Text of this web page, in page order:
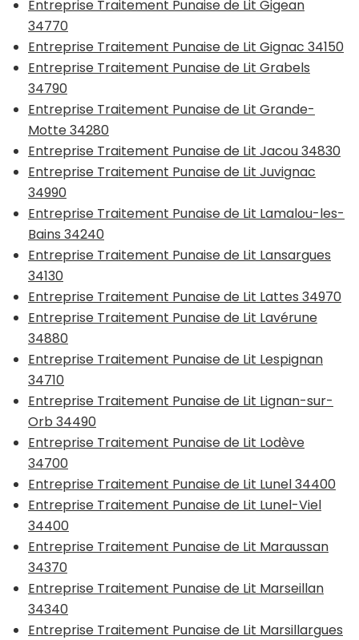
Entreprise Traitement Punaise de Lit Gigean
34770
Entreprise Traitement Punaise de Lit Gignac 34150
Entreprise Traitement Punaise de Lit Grabels
34790
Entreprise Traitement Punaise de Lit Grande-
Motte 34280
Entreprise Traitement Punaise de Lit Jacou 34830
Entreprise Traitement Punaise de Lit Juvignac
34990
Entreprise Traitement Punaise de Lit Lamalou-les-
Bains 34240
Entreprise Traitement Punaise de Lit Lansargues
34130
Entreprise Traitement Punaise de Lit Lattes 34970
Entreprise Traitement Punaise de Lit Lavérune
34880
Entreprise Traitement Punaise de Lit Lespignan
34710
Entreprise Traitement Punaise de Lit Lignan-sur-
Orb 34490
Entreprise Traitement Punaise de Lit Lodève
34700
Entreprise Traitement Punaise de Lit Lunel 34400
Entreprise Traitement Punaise de Lit Lunel-Viel
34400
Entreprise Traitement Punaise de Lit Maraussan
34370
Entreprise Traitement Punaise de Lit Marseillan
34340
Entreprise Traitement Punaise de Lit Marsillargues